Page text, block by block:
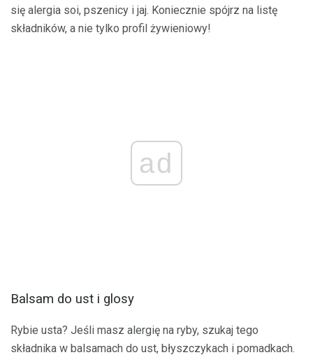
się alergia soi, pszenicy i jaj. Koniecznie spójrz na listę
składników, a nie tylko profil żywieniowy!
ad
Balsam do ust i glosy
Rybie usta? Jeśli masz alergię na ryby, szukaj tego
składnika w balsamach do ust, błyszczykach i pomadkach.